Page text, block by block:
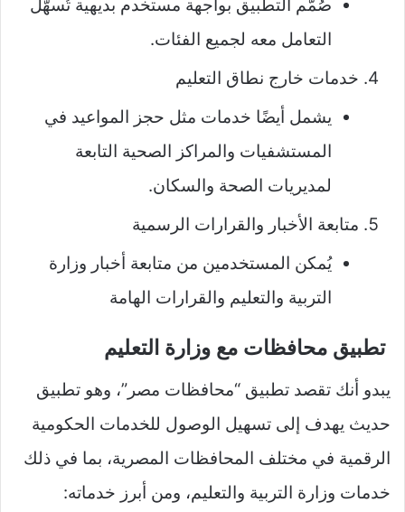
صُمّم التطبيق بواجهة مستخدم بديهية تُسهّل
التعامل معه لجميع الفئات.
خدمات خارج نطاق التعليم
يشمل أيضًا خدمات مثل حجز المواعيد في
المستشفيات والمراكز الصحية التابعة
لمديريات الصحة والسكان.
متابعة الأخبار والقرارات الرسمية
يُمكن المستخدمين من متابعة أخبار وزارة
التربية والتعليم والقرارات الهامة
تطبيق محافظات مع وزارة التعليم
يبدو أنك تقصد تطبيق “محافظات مصر”، وهو تطبيق
حديث يهدف إلى تسهيل الوصول للخدمات الحكومية
الرقمية في مختلف المحافظات المصرية، بما في ذلك
خدمات وزارة التربية والتعليم، ومن أبرز خدماته: